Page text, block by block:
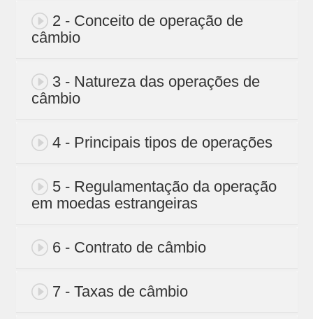
2 - Conceito de operação de
câmbio
3 - Natureza das operações de
câmbio
4 - Principais tipos de operações
5 - Regulamentação da operação
em moedas estrangeiras
6 - Contrato de câmbio
7 - Taxas de câmbio